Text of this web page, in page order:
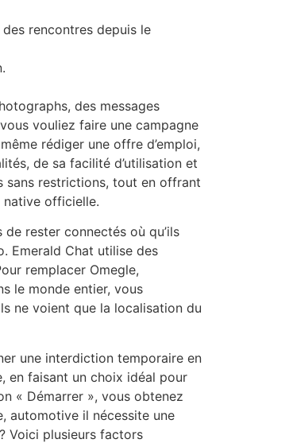
rencontres depuis le
des messages
vouliez faire une campagne
rédiger une offre d’emploi,
de sa facilité d’utilisation et
sans restrictions, tout en offrant
native officielle.
rester connectés où qu’ils
Emerald Chat utilise des
remplacer Omegle,
le monde entier, vous
ne voient que la localisation du
une interdiction temporaire en
en faisant un choix idéal pour
« Démarrer », vous obtenez
automotive il nécessite une
Voici plusieurs factors